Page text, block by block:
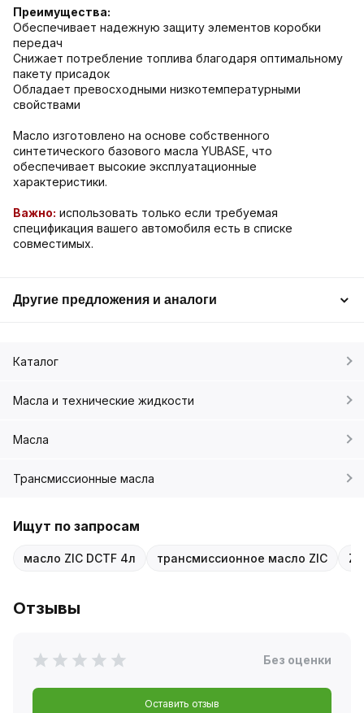
Преимущества:
Обеспечивает надежную защиту элементов коробки
передач
Снижает потребление топлива благодаря оптимальному
пакету присадок
Обладает превосходными низкотемпературными
свойствами
Масло изготовлено на основе собственного
синтетического базового масла YUBASE, что
обеспечивает высокие эксплуатационные
характеристики.
Важно: использовать только если требуемая
спецификация вашего автомобиля есть в списке
совместимых.
Другие предложения и аналоги
Каталог
Масла и технические жидкости
Масла
Трансмиссионные масла
Ищут по запросам
масло ZIC DCTF 4л трансмиссионное масло ZIC
Отзывы
Без оценки
Оставить отзыв